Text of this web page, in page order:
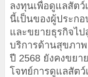
ลงทุนเพื่อดูแลสัตว์
นี้เป็นของผู้ประก
และขยายธุรกิจไ
บริการด้านสุขภา
ปี 2568 ยังคงขยา
โจทย์การดูแลสัตว์